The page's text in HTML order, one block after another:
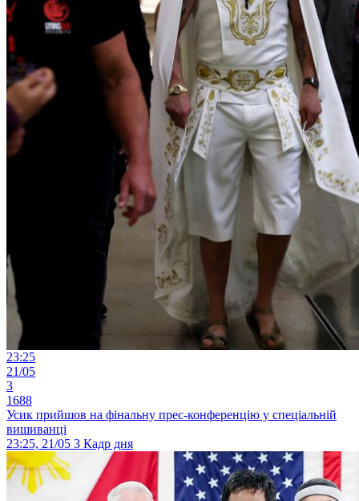
23:25
21/05
3
1688
Усик прийшов на фінальну прес-конференцію у спеціальній
вишиванці
23:25, 21/05 3 Кадр дня